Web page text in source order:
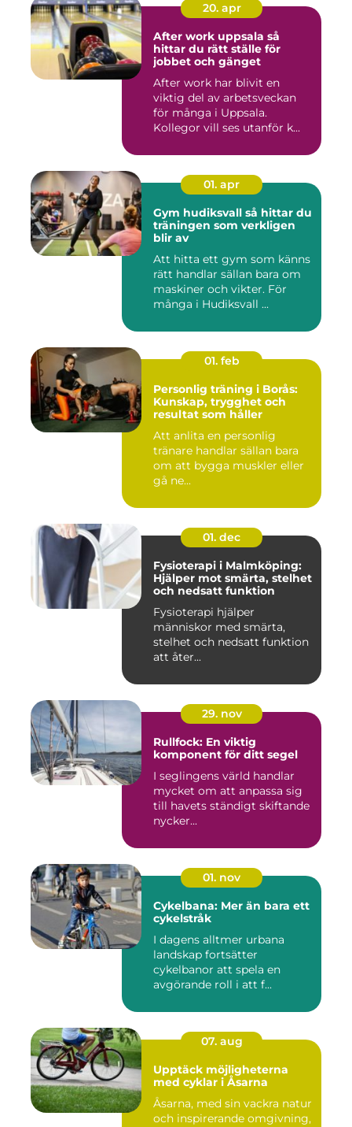
20. apr
After work uppsala så
hittar du rätt ställe för
jobbet och gänget
After work har blivit en
viktig del av arbetsveckan
för många i Uppsala.
Kollegor vill ses utanför k...
01. apr
Gym hudiksvall så hittar du
träningen som verkligen
blir av
Att hitta ett gym som känns
rätt handlar sällan bara om
maskiner och vikter. För
många i Hudiksvall ...
01. feb
Personlig träning i Borås:
Kunskap, trygghet och
resultat som håller
Att anlita en personlig
tränare handlar sällan bara
om att bygga muskler eller
gå ne...
01. dec
Fysioterapi i Malmköping:
Hjälper mot smärta, stelhet
och nedsatt funktion
Fysioterapi hjälper
människor med smärta,
stelhet och nedsatt funktion
att åter...
29. nov
Rullfock: En viktig
komponent för ditt segel
I seglingens värld handlar
mycket om att anpassa sig
till havets ständigt skiftande
nycker...
01. nov
Cykelbana: Mer än bara ett
cykelstråk
I dagens alltmer urbana
landskap fortsätter
cykelbanor att spela en
avgörande roll i att f...
07. aug
Upptäck möjligheterna
med cyklar i Åsarna
Åsarna, med sin vackra natur
och inspirerande omgivning,